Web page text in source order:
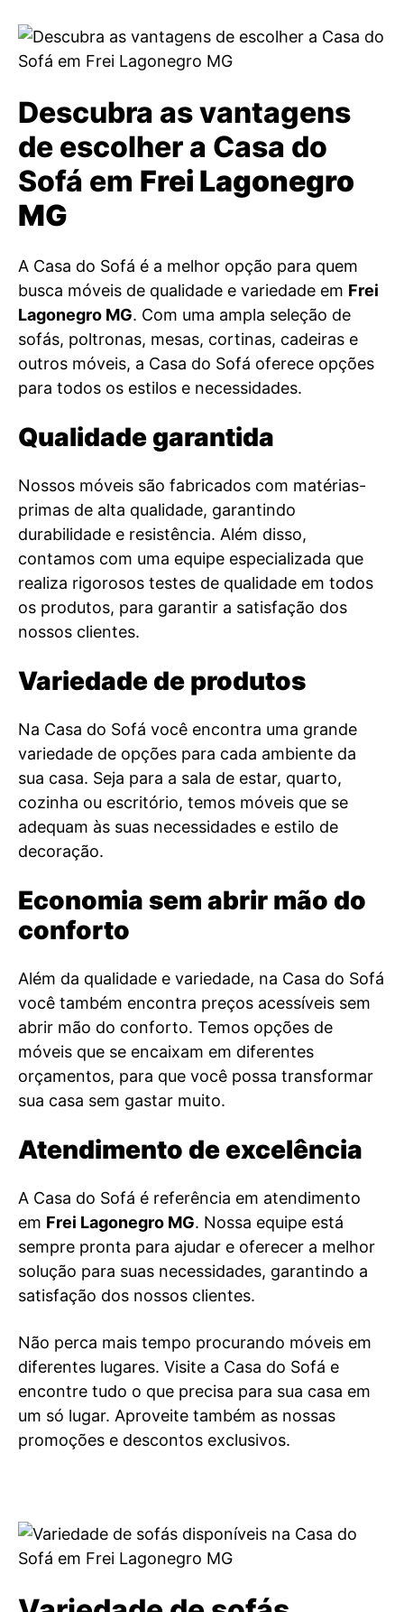
Descubra as vantagens
de escolher a Casa do
Sofá em Frei Lagonegro
MG
A Casa do Sofá é a melhor opção para quem
busca móveis de qualidade e variedade em Frei
Lagonegro MG. Com uma ampla seleção de
sofás, poltronas, mesas, cortinas, cadeiras e
outros móveis, a Casa do Sofá oferece opções
para todos os estilos e necessidades.
Qualidade garantida
Nossos móveis são fabricados com matérias-
primas de alta qualidade, garantindo
durabilidade e resistência. Além disso,
contamos com uma equipe especializada que
realiza rigorosos testes de qualidade em todos
os produtos, para garantir a satisfação dos
nossos clientes.
Variedade de produtos
Na Casa do Sofá você encontra uma grande
variedade de opções para cada ambiente da
sua casa. Seja para a sala de estar, quarto,
cozinha ou escritório, temos móveis que se
adequam às suas necessidades e estilo de
decoração.
Economia sem abrir mão do
conforto
Além da qualidade e variedade, na Casa do Sofá
você também encontra preços acessíveis sem
abrir mão do conforto. Temos opções de
móveis que se encaixam em diferentes
orçamentos, para que você possa transformar
sua casa sem gastar muito.
Atendimento de excelência
A Casa do Sofá é referência em atendimento
em Frei Lagonegro MG. Nossa equipe está
sempre pronta para ajudar e oferecer a melhor
solução para suas necessidades, garantindo a
satisfação dos nossos clientes.
Não perca mais tempo procurando móveis em
diferentes lugares. Visite a Casa do Sofá e
encontre tudo o que precisa para sua casa em
um só lugar. Aproveite também as nossas
promoções e descontos exclusivos.